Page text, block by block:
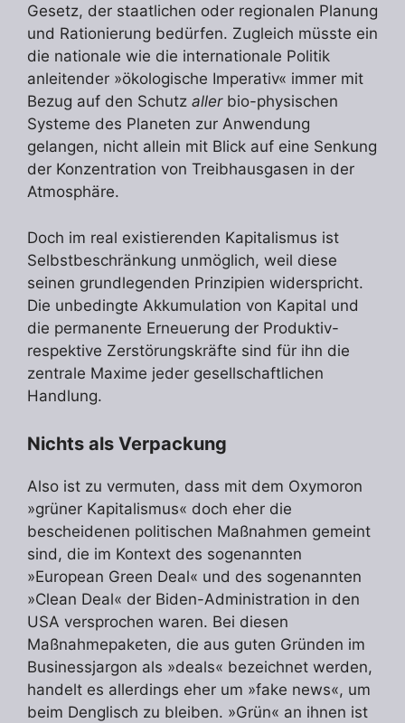
Gesetz, der staatlichen oder regionalen Planung
und Rationierung bedürfen. Zugleich müsste ein
die nationale wie die internationale Politik
anleitender »ökologische Imperativ« immer mit
Bezug auf den Schutz aller bio-physischen
Systeme des Planeten zur Anwendung
gelangen, nicht allein mit Blick auf eine Senkung
der Konzentration von Treibhausgasen in der
Atmosphäre.
Doch im real existierenden Kapitalismus ist
Selbstbeschränkung unmöglich, weil diese
seinen grundlegenden Prinzipien widerspricht.
Die unbedingte Akkumulation von Kapital und
die permanente Erneuerung der Produktiv-
respektive Zerstörungskräfte sind für ihn die
zentrale Maxime jeder gesellschaftlichen
Handlung.
Nichts als Verpackung
Also ist zu vermuten, dass mit dem Oxymoron
»grüner Kapitalismus« doch eher die
bescheidenen politischen Maßnahmen gemeint
sind, die im Kontext des sogenannten
»European Green Deal« und des sogenannten
»Clean Deal« der Biden-Administration in den
USA versprochen waren. Bei diesen
Maßnahmepaketen, die aus guten Gründen im
Businessjargon als »deals« bezeichnet werden,
handelt es allerdings eher um »fake news«, um
beim Denglisch zu bleiben. »Grün« an ihnen ist